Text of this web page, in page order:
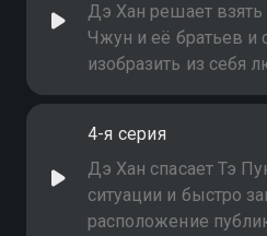
доказать её
проводит с ней тест
Дэ Хан решает взять
Чжун и её братьев и
изобразить из себя
4-я серия
Дэ Хан спасает Тэ
ситуации и быстро
расположение